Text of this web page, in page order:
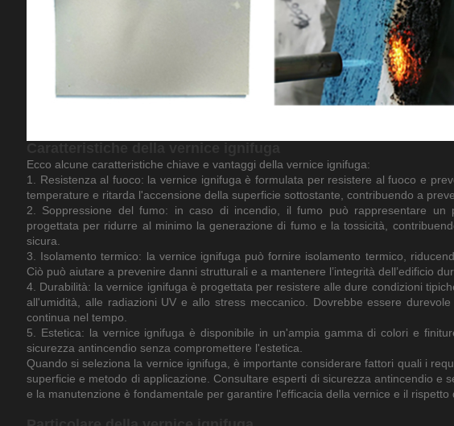
Ecco alcune caratteristiche chiave e vantaggi della vernice ignifuga:
1. Resistenza al fuoco: la vernice ignifuga è formulata per resistere al fuoco e
temperature e ritarda l'accensione della superficie sottostante, contribuendo a
2. Soppressione del fumo: in caso di incendio, il fumo può rappresentare un
progettata per ridurre al minimo la generazione di fumo e la tossicità,
sicura.
3. Isolamento termico: la vernice ignifuga può fornire isolamento termico,
Ciò può aiutare a prevenire danni strutturali e a mantenere l’integrità dell’edificio
4. Durabilità: la vernice ignifuga è progettata per resistere alle dure condizioni
all'umidità, alle radiazioni UV e allo stress meccanico. Dovrebbe essere
continua nel tempo.
5. Estetica: la vernice ignifuga è disponibile in un'ampia gamma di colori e
sicurezza antincendio senza compromettere l'estetica.
Quando si seleziona la vernice ignifuga, è importante considerare fattori quali i
superficie e metodo di applicazione. Consultare esperti di sicurezza antincendio e
e la manutenzione è fondamentale per garantire l'efficacia della vernice e il rispetto